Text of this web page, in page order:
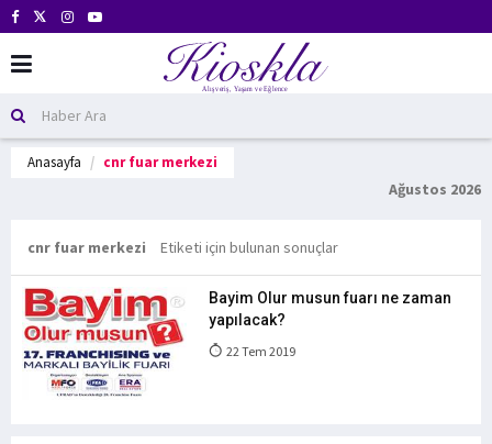
Anasayfa cnr fuar merkezi
Ağustos 2026
cnr fuar merkezi Etiketi için bulunan sonuçlar
Bayim Olur musun fuarı ne zaman
yapılacak?
22 Tem 2019